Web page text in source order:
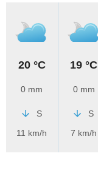
20 °C
0 mm
S
11 km/h
19 °C
0 mm
S
7 km/h